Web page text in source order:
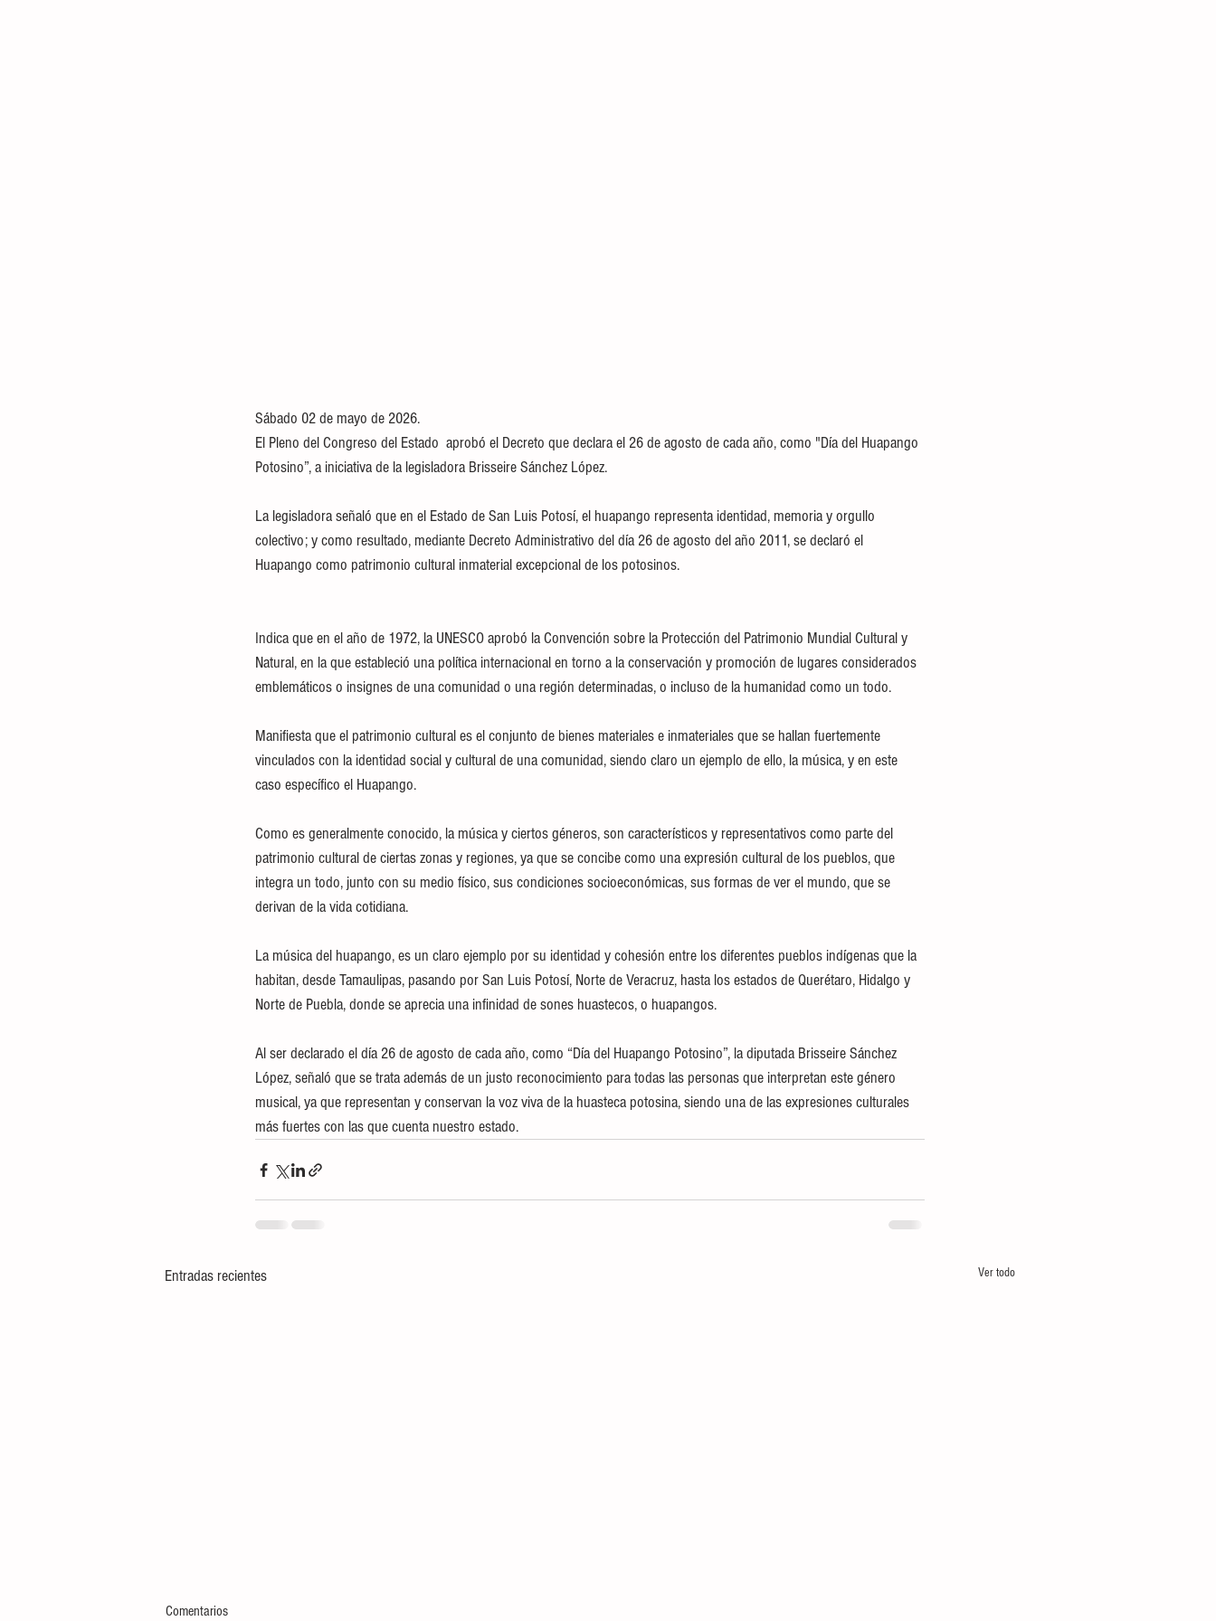
Sábado 02 de mayo de 2026.
El Pleno del Congreso del Estado  aprobó el Decreto que declara el 26 de agosto de cada año, como "Día del Huapango
Potosino”, a iniciativa de la legisladora Brisseire Sánchez López.
La legisladora señaló que en el Estado de San Luis Potosí, el huapango representa identidad, memoria y orgullo
colectivo; y como resultado, mediante Decreto Administrativo del día 26 de agosto del año 2011, se declaró el
Huapango como patrimonio cultural inmaterial excepcional de los potosinos.
Indica que en el año de 1972, la UNESCO aprobó la Convención sobre la Protección del Patrimonio Mundial Cultural y
Natural, en la que estableció una política internacional en torno a la conservación y promoción de lugares considerados
emblemáticos o insignes de una comunidad o una región determinadas, o incluso de la humanidad como un todo.
Manifiesta que el patrimonio cultural es el conjunto de bienes materiales e inmateriales que se hallan fuertemente
vinculados con la identidad social y cultural de una comunidad, siendo claro un ejemplo de ello, la música, y en este
caso específico el Huapango.
Como es generalmente conocido, la música y ciertos géneros, son característicos y representativos como parte del
patrimonio cultural de ciertas zonas y regiones, ya que se concibe como una expresión cultural de los pueblos, que
integra un todo, junto con su medio físico, sus condiciones socioeconómicas, sus formas de ver el mundo, que se
derivan de la vida cotidiana.
La música del huapango, es un claro ejemplo por su identidad y cohesión entre los diferentes pueblos indígenas que la
habitan, desde Tamaulipas, pasando por San Luis Potosí, Norte de Veracruz, hasta los estados de Querétaro, Hidalgo y
Norte de Puebla, donde se aprecia una infinidad de sones huastecos, o huapangos.
Al ser declarado el día 26 de agosto de cada año, como “Día del Huapango Potosino”, la diputada Brisseire Sánchez
López, señaló que se trata además de un justo reconocimiento para todas las personas que interpretan este género
musical, ya que representan y conservan la voz viva de la huasteca potosina, siendo una de las expresiones culturales
más fuertes con las que cuenta nuestro estado.
Entradas recientes Ver todo
Comentarios